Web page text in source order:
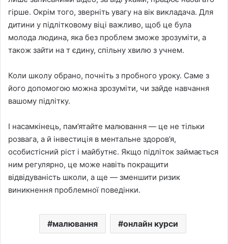
гірше. Окрім того, зверніть увагу на вік викладача. Для
дитини у підлітковому віці важливо, щоб це була
молода людина, яка без проблем зможе зрозуміти, а
також зайти на т єдину, спільну хвилю з учнем.
Коли школу обрано, почніть з пробного уроку. Саме з
його допомогою можна зрозуміти, чи зайде навчання
вашому підлітку.
І насамкінець, пам’ятайте малювання — це не тільки
розвага, а й інвестиція в ментальне здоров’я,
особистісний ріст і майбутнє. Якщо підліток займається
ним регулярно, це може навіть покращити
відвідуваність школи, а ще — зменшити ризик
виникнення проблемної поведінки.
малювання онлайн курси